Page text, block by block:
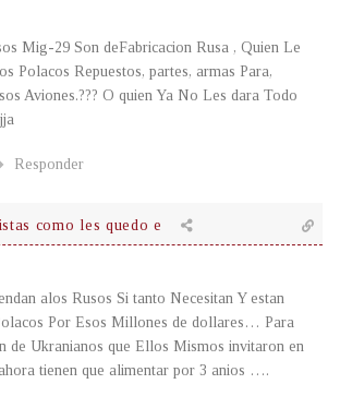
Mig-29 Son deFabricacion Rusa , Quien Le
Polacos Repuestos, partes, armas Para,
Aviones.??? O quien Ya No Les dara Todo
Responder
como les quedo e
alos Rusos Si tanto Necesitan Y estan
Por Esos Millones de dollares… Para
de Ukranianos que Ellos Mismos invitaron en
tienen que alimentar por 3 anios ….